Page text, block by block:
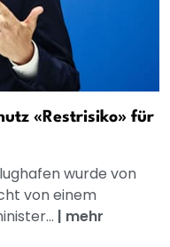
«Restrisiko» für
wurde von
von einem
| mehr